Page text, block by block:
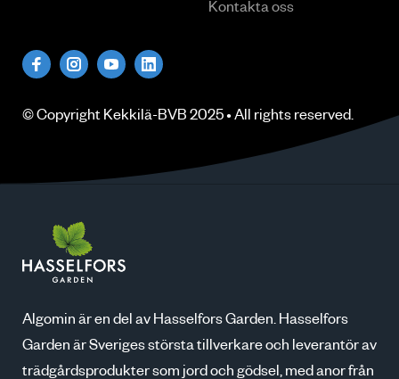
Kontakta oss
© Copyright Kekkilä-BVB 2025 • All rights reserved.
Algomin är en del av Hasselfors Garden. Hasselfors
Garden är Sveriges största tillverkare och leverantör av
trädgårdsprodukter som jord och gödsel, med anor från